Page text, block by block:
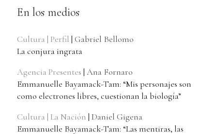
En los medios
Cultura | Perfil | Gabriel Bellomo
La conjura ingrata
Agencia Presentes | Ana Fornaro
Emmanuelle Bayamack-Tam: “Mis personajes son
como electrones libres, cuestionan la biología”
Cultura | La Nación | Daniel Gigena
Emmanuelle Bayamack-Tam: “Las mentiras, las